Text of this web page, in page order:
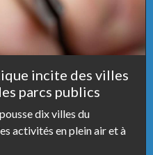
incite des villes
parcs publics
dix villes du
activités en plein air et à